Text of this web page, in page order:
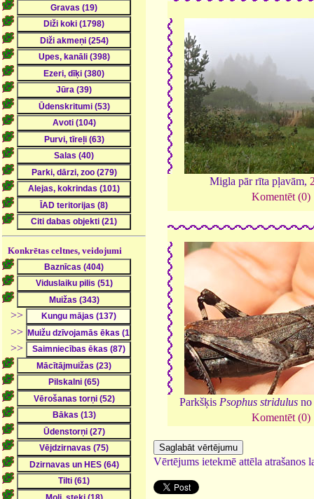
Konkrētas celtnes, veidojumi
>>
>>
>>
Migla pār rīta pļavām,
Komentēt (0)
Parkšķis Psophus stridulus
Komentēt (0)
Vērtējums ietekmē attēla atrašanos